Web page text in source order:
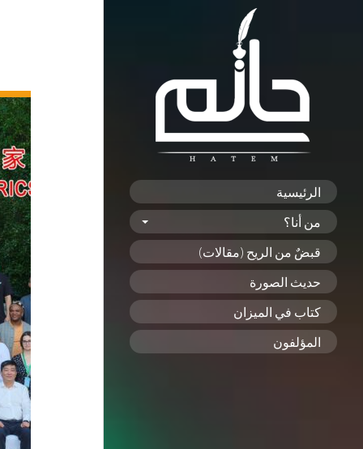
الرئيسية
من أنا؟
قبضٌ من الريح (مقالات)
حديث الصورة
كتاب في الميزان
المؤلفون